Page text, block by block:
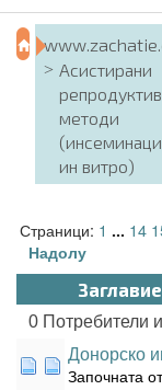
Асистирани
методи
ин витро)
Страници: 1 ... 14
Надолу
Заглавие
0 Потребители
Донорско
Започната